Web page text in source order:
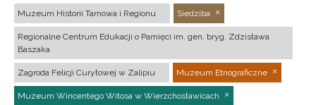
Muzeum Historii Tarnowa i Regionu Siedziba
Regionalne Centrum Edukacji o Pamięci im. gen. bryg. Zdzisława
Baszaka
Zagroda Felicji Curyłowej w Zalipiu Muzeum Etnograficzne
Muzeum Wincentego Witosa w Wierzchosławicach